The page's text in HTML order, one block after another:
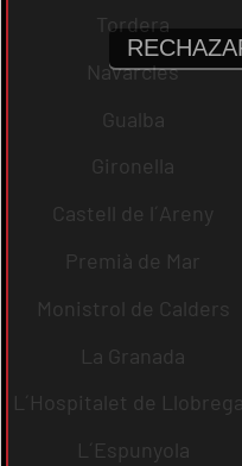
Tordera
Navarcles
Gualba
Gironella
Castell de l´Areny
Premià de Mar
Monistrol de Calders
La Granada
L´Hospitalet de
L´Espunyola